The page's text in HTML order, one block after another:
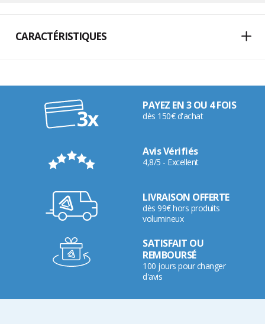
CARACTÉRISTIQUES
PAYEZ EN 3 OU 4 FOIS
dès 150€ d'achat
Avis Vérifiés
4,8/5 - Excellent
LIVRAISON OFFERTE
dès 99€ hors produits
volumineux
SATISFAIT OU
REMBOURSÉ
100 jours pour changer
d'avis